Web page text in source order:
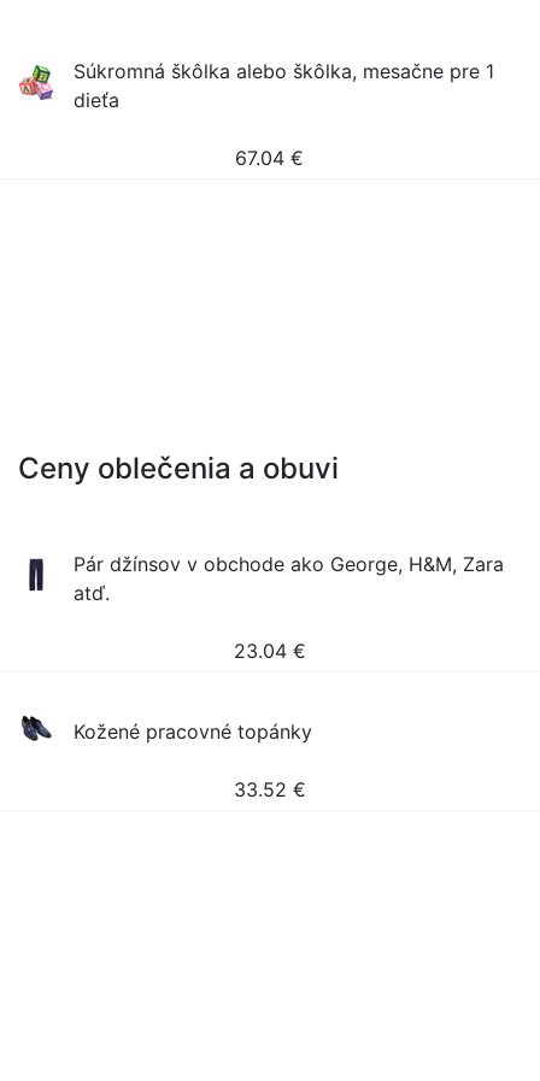
Súkromná škôlka alebo škôlka, mesačne pre 1
dieťa
67.04 €
Ceny oblečenia a obuvi
Pár džínsov v obchode ako George, H&M, Zara
atď.
23.04 €
Kožené pracovné topánky
33.52 €